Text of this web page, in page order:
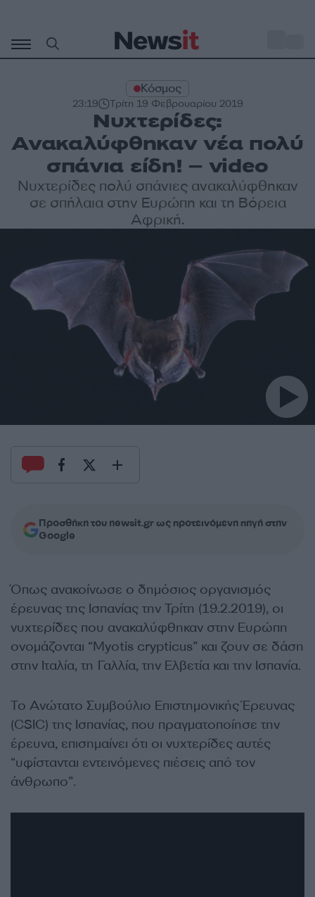
περιεχόμενο
Κόσμος
23:19 Τρίτη 19 Φεβρουαρίου 2019
Νυχτερίδες:
Ανακαλύφθηκαν νέα πολύ
σπάνια είδη! – video
Νυχτερίδες πολύ σπάνιες ανακαλύφθηκαν
σε σπήλαια στην Ευρώπη και τη Βόρεια
Αφρική.
Προσθήκη του newsit.gr ως προτεινόμενη πηγή στην
Google
Όπως ανακοίνωσε ο δημόσιος οργανισμός
έρευνας της Ισπανίας την Τρίτη (19.2.2019), οι
νυχτερίδες που ανακαλύφθηκαν στην Ευρώπη
ονομάζονται “Myotis crypticus” και ζουν σε δάση
στην Ιταλία, τη Γαλλία, την Ελβετία και την Ισπανία.
Το Ανώτατο Συμβούλιο Επιστημονικής Έρευνας
(CSIC) της Ισπανίας, που πραγματοποίησε την
έρευνα, επισημαίνει ότι οι νυχτερίδες αυτές
“υφίστανται εντεινόμενες πιέσεις από τον
άνθρωπο”.